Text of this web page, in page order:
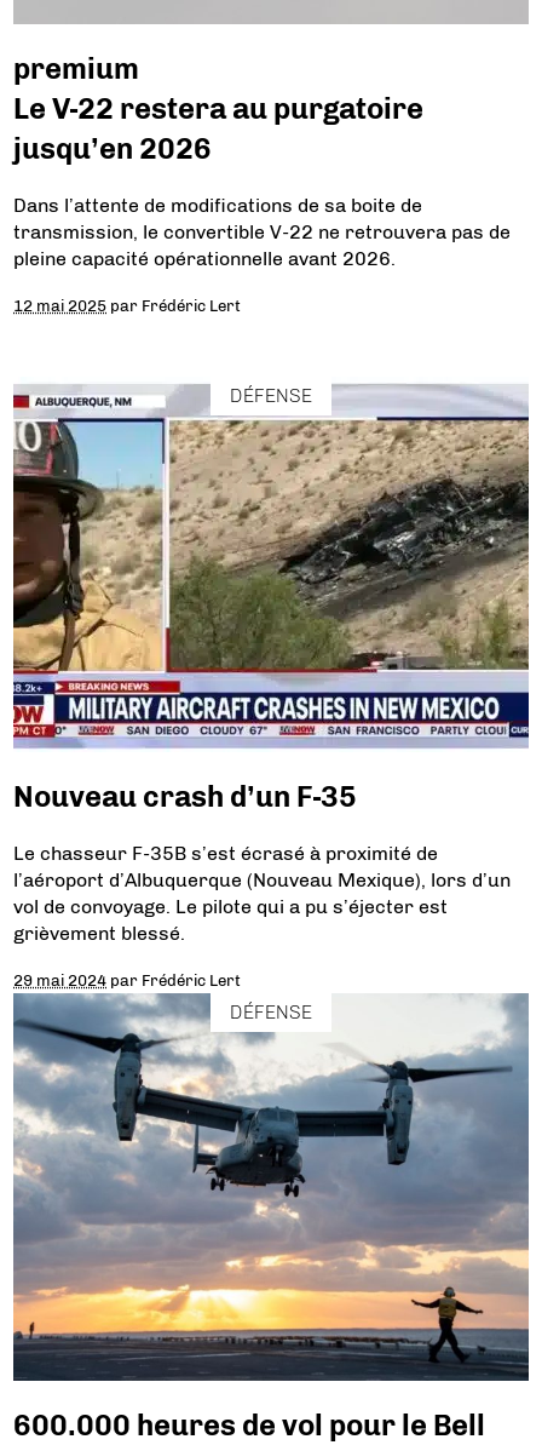
premium
Le V-22 restera au purgatoire
jusqu’en 2026
Dans l’attente de modifications de sa boite de
transmission, le convertible V-22 ne retrouvera pas de
pleine capacité opérationnelle avant 2026.
12 mai 2025 par Frédéric Lert
DÉFENSE
Nouveau crash d’un F-35
Le chasseur F-35B s’est écrasé à proximité de
l’aéroport d’Albuquerque (Nouveau Mexique), lors d’un
vol de convoyage. Le pilote qui a pu s’éjecter est
grièvement blessé.
29 mai 2024 par Frédéric Lert
DÉFENSE
600.000 heures de vol pour le Bell